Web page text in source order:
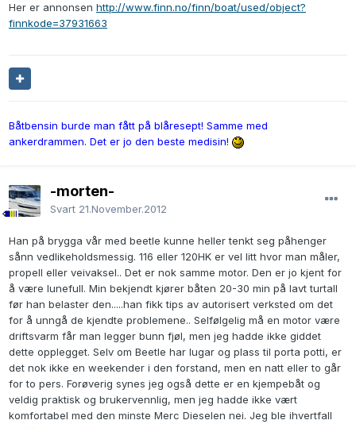
Her er annonsen http://www.finn.no/finn/boat/used/object?
finnkode=37931663
Båtbensin burde man fått på blåresept! Samme med
ankerdrammen. Det er jo den beste medisin!
-morten-
Svart 21.November.2012
Han på brygga vår med beetle kunne heller tenkt seg påhenger
sånn vedlikeholdsmessig. 116 eller 120HK er vel litt hvor man måler,
propell eller veivaksel.. Det er nok samme motor. Den er jo kjent for
å være lunefull. Min bekjendt kjører båten 20-30 min på lavt turtall
før han belaster den.....han fikk tips av autorisert verksted om det
for å unngå de kjendte problemene.. Selfølgelig må en motor være
driftsvarm får man legger bunn fjøl, men jeg hadde ikke giddet
dette opplegget. Selv om Beetle har lugar og plass til porta potti, er
det nok ikke en weekender i den forstand, men en natt eller to går
for to pers. Forøverig synes jeg også dette er en kjempebåt og
veldig praktisk og brukervennlig, men jeg hadde ikke vært
komfortabel med den minste Merc Dieselen nei. Jeg ble ihvertfall